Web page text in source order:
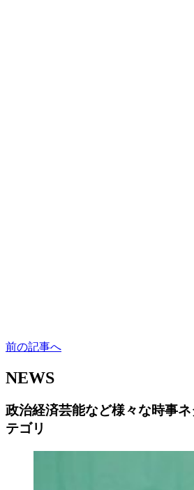
前の記事へ
NEWS
政治経済芸能など様々な時事
テゴリ